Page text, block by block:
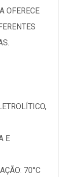
OFERECE
E
70°C